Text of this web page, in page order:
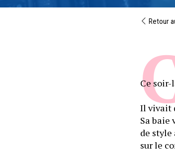
Retour
Ce
Il vivait
Sa baie
de style
sur le